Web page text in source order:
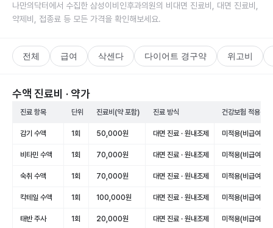
나만의닥터에서 수집한 삼성이비인후과의원의 비대면 진료비, 대면 진료비,
약제비, 접종료 등 모든 가격을 확인해보세요.
전체 급여 삭센다 다이어트 경구약 위고비
수액 진료비 · 약가
진료 항목 단위 진료비(약 포함) 진료 방식 건강보험 적용
감기 수액 1회 50,000원 대면 진료 · 원내조제 미적용(비급여)
비타민 수액 1회 70,000원 대면 진료 · 원내조제 미적용(비급여)
숙취 수액 1회 70,000원 대면 진료 · 원내조제 미적용(비급여)
칵테일 수액 1회 100,000원 대면 진료 · 원내조제 미적용(비급여)
태반 주사 1회 20,000원 대면 진료 · 원내조제 미적용(비급여)